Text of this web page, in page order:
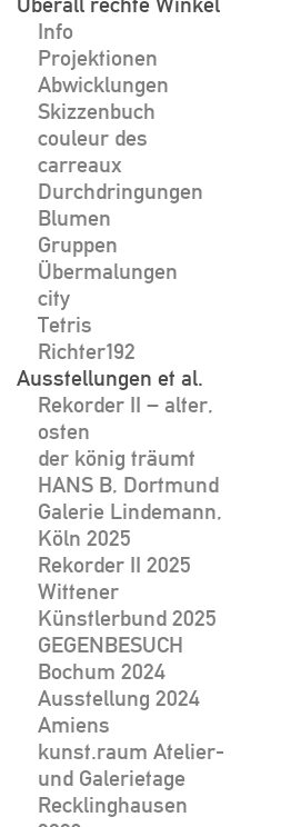
Info
Projektionen
Abwicklungen
Skizzenbuch
couleur des
carreaux
Durchdringungen
Blumen
Gruppen
Übermalungen
city
Tetris
Richter192
Ausstellungen et al.
Rekorder II – alter,
osten
der könig träumt
HANS B, Dortmund
Galerie Lindemann,
Köln 2025
Rekorder II 2025
Wittener
Künstlerbund 2025
GEGENBESUCH
Bochum 2024
Ausstellung 2024
Amiens
kunst.raum Atelier-
und Galerietage
Recklinghausen